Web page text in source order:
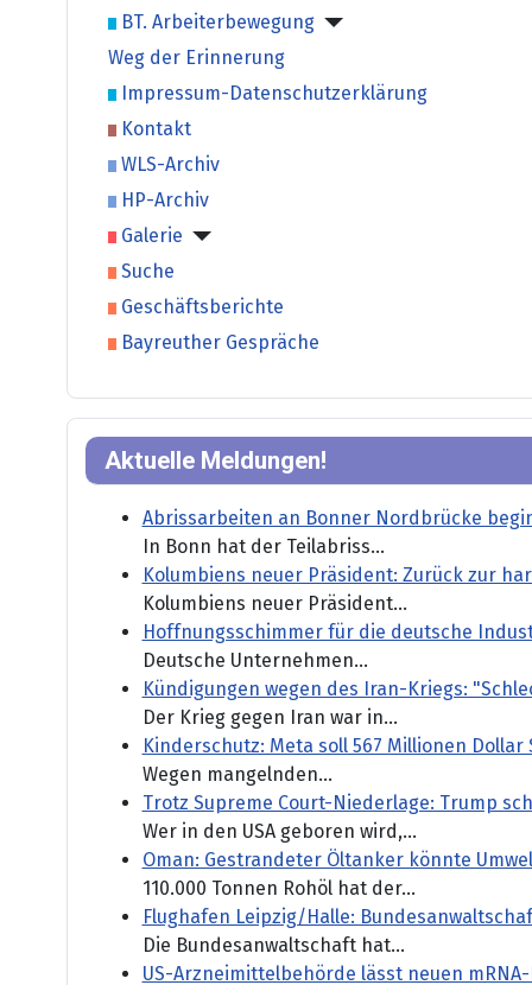
BT. Arbeiterbewegung
Weg der Erinnerung
Impressum-Datenschutzerklärung
Kontakt
WLS-Archiv
HP-Archiv
Galerie
Suche
Geschäftsberichte
Bayreuther Gespräche
Aktuelle Meldungen!
Abrissarbeiten an Bonner Nordbrücke
In Bonn hat der Teilabriss...
Kolumbiens neuer Präsident: Zurück zur
Kolumbiens neuer Präsident...
Hoffnungsschimmer für die deutsche
Deutsche Unternehmen...
Kündigungen wegen des Iran-Kriegs:
Der Krieg gegen Iran war in...
Kinderschutz: Meta soll 567 Millionen Dollar
Wegen mangelnden...
Trotz Supreme Court-Niederlage: Trump
Wer in den USA geboren wird,...
Oman: Gestrandeter Öltanker könnte
110.000 Tonnen Rohöl hat der...
Flughafen Leipzig/Halle:
Die Bundesanwaltschaft hat...
US-Arzneimittelbehörde lässt neuen